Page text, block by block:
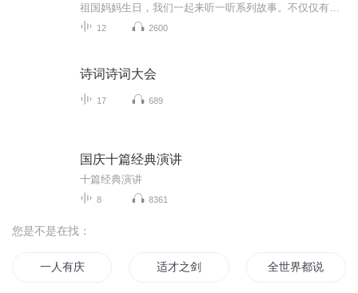
12 2600
诗词诗词大会
17 689
国庆十篇经典演讲
十篇经典演讲
8 8361
您是不是在找：
一人有庆 适才之剑 全世界都说我们